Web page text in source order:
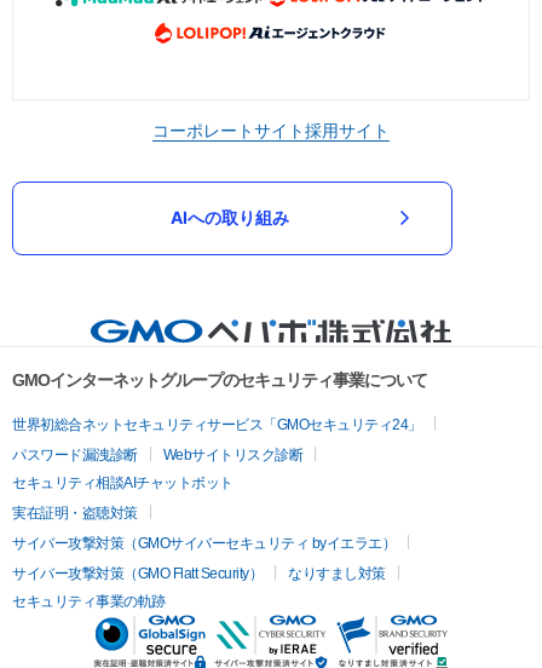
コーポレートサイト採用サイト
AIへの取り組み
GMOインターネットグループのセキュリティ事業について
世界初総合ネットセキュリティサービス「GMOセキュリティ24」
パスワード漏洩診断
Webサイトリスク診断
セキュリティ相談AIチャットボット
実在証明・盗聴対策
サイバー攻撃対策（GMOサイバーセキュリティ byイエラエ）
サイバー攻撃対策（GMO Flatt Security）
なりすまし対策
セキュリティ事業の軌跡